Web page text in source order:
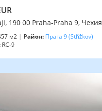
190 00 Praha-Praha 9, Чехия
м2 | Район: Прага 9(Střížkov)
RC-9